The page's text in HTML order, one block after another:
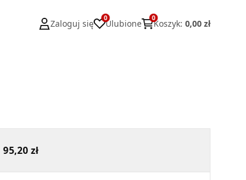
Zaloguj się
0
Ulubione
0
Koszyk: 0,00 zł
95,20 zł